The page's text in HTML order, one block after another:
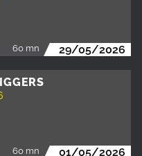
60 mn 29/05/2026
60 mn 01/05/2026